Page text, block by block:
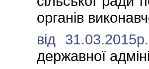
органів
від
державної